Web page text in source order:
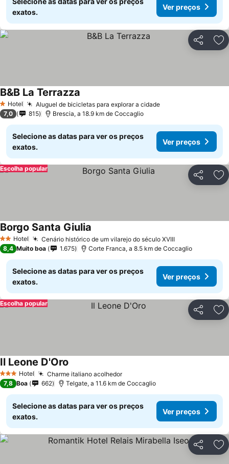
exatos.
Ver preços
Partilhar
1 Estrelas
Hotel Aluguel de bicicletas para explorar a cidadeVer preços
B&B La Terrazza
7,0 815 Brescia, a 18.9 km de Coccaglio
Selecione as datas para ver os preços
exatos.
Ver preços
Partilhar
Escolha popular
2 Estrelas
Hotel Cenário histórico de um vilarejo do século XVIIIVer preços
Borgo Santa Giulia
8,4 Muito boa 1.675 Corte Franca, a 8.5 km de Coccaglio
Selecione as datas para ver os preços
exatos.
Ver preços
Partilhar
Escolha popular
3 EstrelasHotel Charme italiano acolhedorVer preços
Il Leone D'Oro
7,8 Boa 662 Telgate, a 11.6 km de Coccaglio
Selecione as datas para ver os preços
exatos.
Ver preços
Partilhar